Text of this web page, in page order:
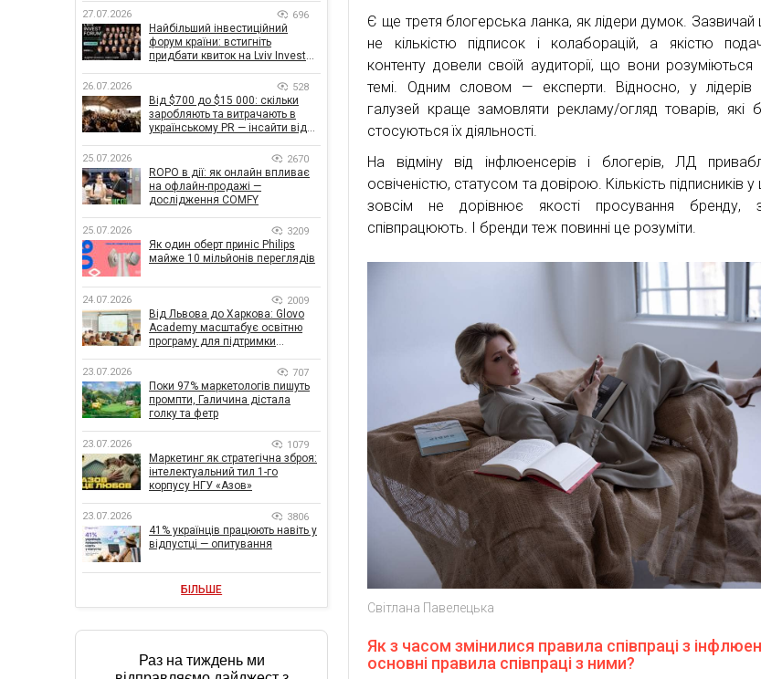
Є ще третя блогерська ланка, як лідери думок. Зазвичай
не кількістю підписок і колаборацій, а якістю
контенту довели своїй аудиторії, що вони розуміються
темі. Одним словом — експерти. Відносно, у лідерів
галузей краще замовляти рекламу/огляд товарів, які
стосуються їх діяльності.
На відміну від інфлюенсерів і блогерів, ЛД
освіченістю, статусом та довірою. Кількість підписників
зовсім не дорівнює якості просування
співпрацюють. І бренди теж повинні це розуміти.
Світлана Павелецька
Як з часом змінилися правила співпраці з
основні правила співпраці з ними?
27.07.2026 696
Найбільший інвестиційний
форум країни: встигніть
придбати квиток на Lviv Invest
26.07.2026 528
Від $700 до $15 000: скільки
заробляють та витрачають в
українському PR — інсайти від
25.07.2026 2670
ROPO в дії: як онлайн впливає
на офлайн-продажі —
дослідження COMFY
25.07.2026 3209
Як один оберт приніс Philips
майже 10 мільйонів переглядів
24.07.2026 2009
Від Львова до Харкова: Glovo
Academy масштабує освітню
програму для підтримки
23.07.2026 707
Поки 97% маркетологів пишуть
промпти, Галичина дістала
голку та фетр
23.07.2026 1079
Маркетинг як стратегічна зброя:
інтелектуальний тил 1-го
корпусу НГУ «Азов»
23.07.2026 3806
41% українців працюють навіть у
відпустці — опитування
БІЛЬШЕ
Раз на тиждень ми